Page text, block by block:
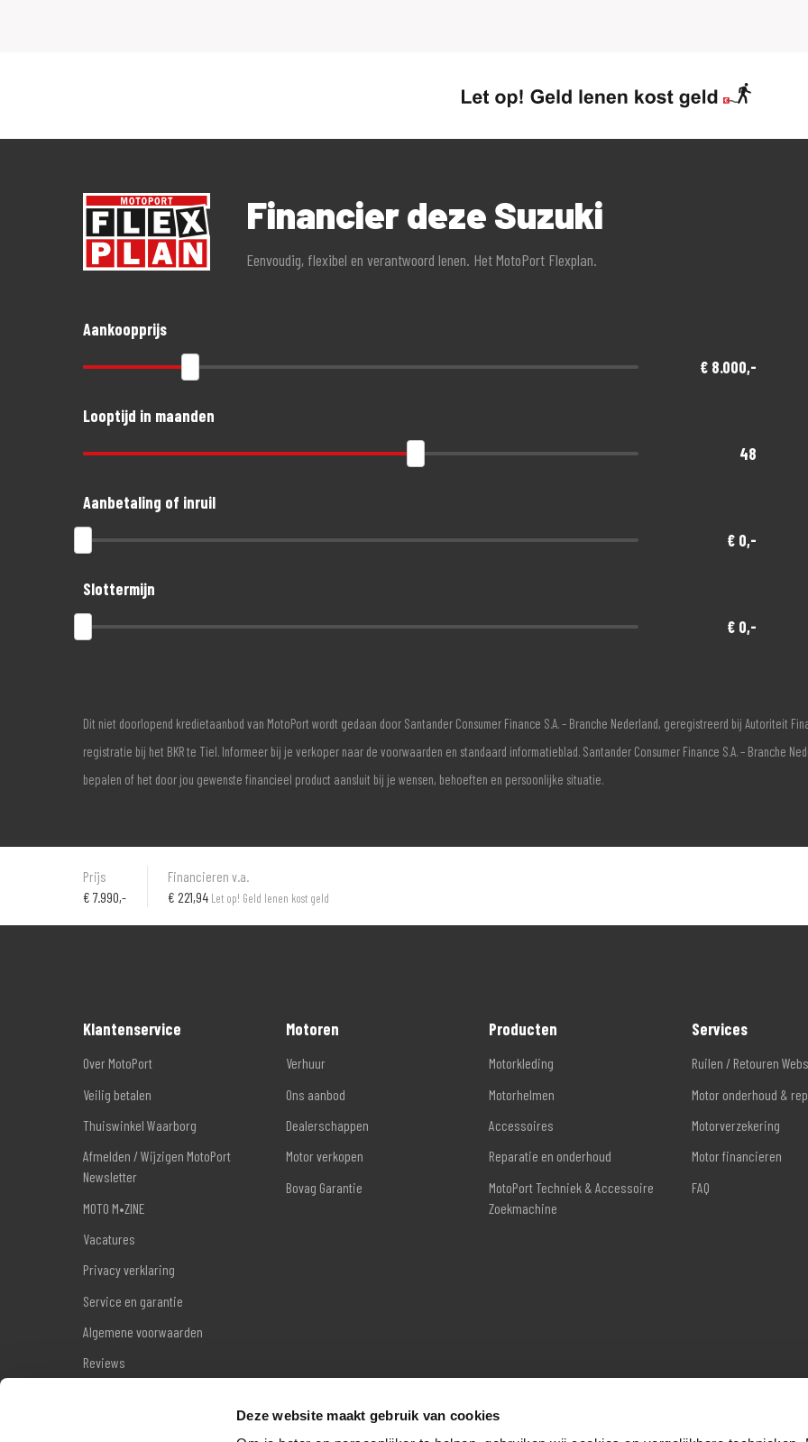
Deze website maakt gebruik van cookies
Financier deze Suzuki
Eenvoudig, flexibel en verantwoord lenen. Het MotoPort Flexplan.
Aankoopprijs
€ 8.000,-
Looptijd in maanden
48
Aanbetaling of inruil
€ 0,-
Slottermijn
€ 0,-
Dit niet doorlopend kredietaanbod van MotoPort wordt gedaan door Santander Consumer Finance S.A. – Branche Nederland, geregistreerd bij Autoriteit
registratie bij het BKR te Tiel. Informeer bij je verkoper naar de voorwaarden en standaard informatieblad. Santander Consumer Finance S.A. – Branche
bepalen of het door jou gewenste financieel product aansluit bij je wensen, behoeften en persoonlijke situatie.
Prijs
€ 7.990,-
Financieren v.a.
€ 221,94 Let op! Geld lenen kost geld
Klantenservice
Over MotoPort
Veilig betalen
Thuiswinkel Waarborg
Afmelden / Wijzigen MotoPort
Newsletter
MOTO M•ZINE
Vacatures
Privacy verklaring
Service en garantie
Algemene voorwaarden
Reviews
Motoren
Verhuur
Ons aanbod
Dealerschappen
Motor verkopen
Bovag Garantie
Producten
Motorkleding
Motorhelmen
Accessoires
Reparatie en onderhoud
MotoPort Techniek & Accessoire
Zoekmachine
Services
Ruilen / Retouren
Motor onderhoud &
Motorverzekering
Motor financieren
FAQ